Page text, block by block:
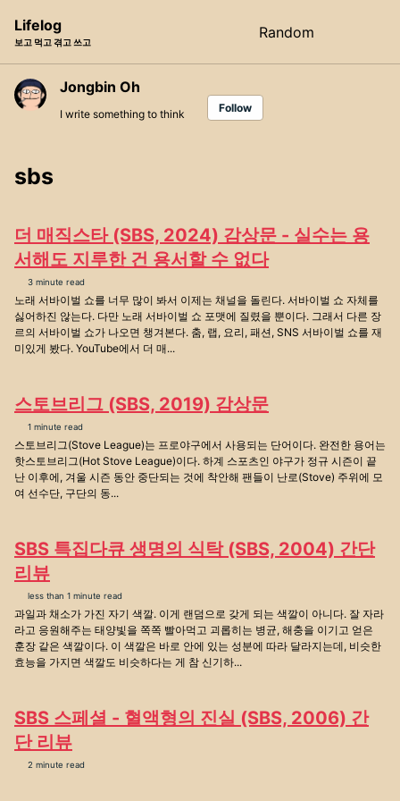
navigation
Lifelog
보고 먹고 겪고 쓰고
Random
Jongbin Oh
I write something to think Follow
sbs
더 매직스타 (SBS, 2024) 감상문 - 실수는 용
서해도 지루한 건 용서할 수 없다
3 minute read
노래 서바이벌 쇼를 너무 많이 봐서 이제는 채널을 돌린다. 서바이벌 쇼 자체를
싫어하진 않는다. 다만 노래 서바이벌 쇼 포맷에 질렸을 뿐이다. 그래서 다른 장
르의 서바이벌 쇼가 나오면 챙겨본다. 춤, 랩, 요리, 패션, SNS 서바이벌 쇼를 재
미있게 봤다. YouTube에서 더 매...
스토브리그 (SBS, 2019) 감상문
1 minute read
스토브리그(Stove League)는 프로야구에서 사용되는 단어이다. 완전한 용어는
핫스토브리그(Hot Stove League)이다. 하계 스포츠인 야구가 정규 시즌이 끝
난 이후에, 겨울 시즌 동안 중단되는 것에 착안해 팬들이 난로(Stove) 주위에 모
여 선수단, 구단의 동...
SBS 특집다큐 생명의 식탁 (SBS, 2004) 간단
리뷰
less than 1 minute read
과일과 채소가 가진 자기 색깔. 이게 랜덤으로 갖게 되는 색깔이 아니다. 잘 자라
라고 응원해주는 태양빛을 쪽쪽 빨아먹고 괴롭히는 병균, 해충을 이기고 얻은
훈장 같은 색깔이다. 이 색깔은 바로 안에 있는 성분에 따라 달라지는데, 비슷한
효능을 가지면 색깔도 비슷하다는 게 참 신기하...
SBS 스페셜 - 혈액형의 진실 (SBS, 2006) 간
단 리뷰
2 minute read